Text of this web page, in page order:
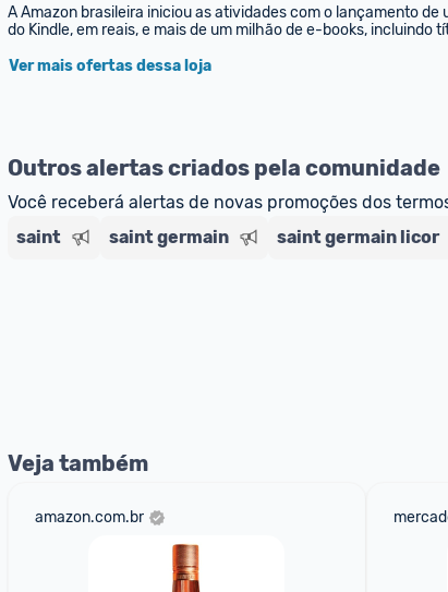
A Amazon brasileira iniciou as atividades com o lançamento
do Kindle, em reais, e mais de um milhão de e-books, incluindo
Ver mais ofertas dessa loja
Outros alertas criados pela comunidade
Você receberá alertas de novas promoções dos
saint
saint germain saint germain licor
Veja também
amazon.com.br